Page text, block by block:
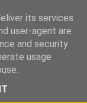
. its services
user-agent are
and security
usage